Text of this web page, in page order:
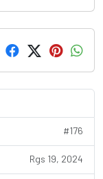
#176
Rgs 19, 2024